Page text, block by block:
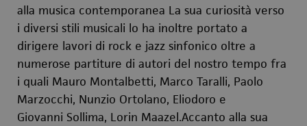
alla musica contemporanea La sua curiosità verso
i diversi stili musicali lo ha inoltre portato a
dirigere lavori di rock e jazz sinfonico oltre a
numerose partiture di autori del nostro tempo fra
i quali Mauro Montalbetti, Marco Taralli, Paolo
Marzocchi, Nunzio Ortolano, Eliodoro e
Giovanni Sollima, Lorin Maazel.Accanto alla sua